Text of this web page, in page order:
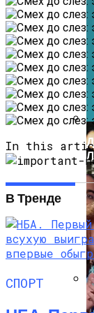
In this
В Тренде
СПОРТ